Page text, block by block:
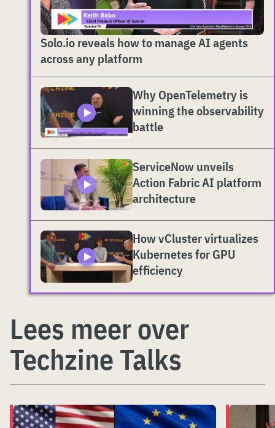
Solo.io reveals how to manage AI agents
across any platform
Why OpenTelemetry is
winning the observability
battle
ServiceNow unveils
Action Fabric AI platform
architecture
How vCluster virtualizes
Kubernetes for GPU
efficiency
Lees meer over
Techzine Talks